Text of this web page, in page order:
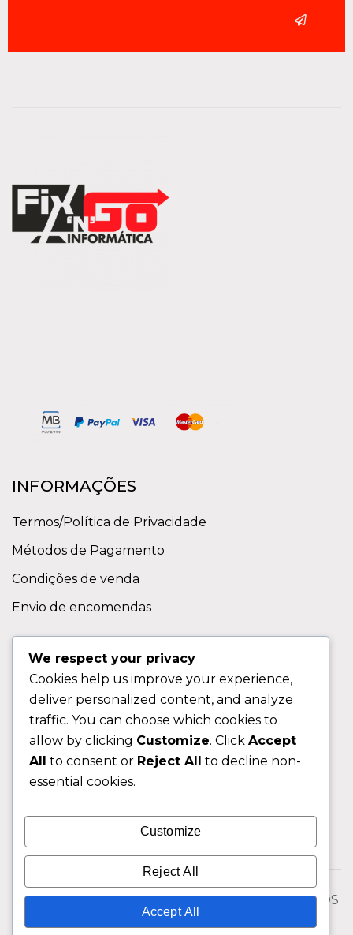
INFORMAÇÕES
Termos/Política de Privacidade
Métodos de Pagamento
Condições de venda
Envio de encomendas
Contactos
Sobre nos
FAQ (Perguntas Frequentes)
CLIENTE
Área do Cliente
Livro de Reclamações
© 2026 Fixngo TODOS OS DIREITOS RESERVADOS
We respect your privacy
Cookies help us improve your experience,
deliver personalized content, and analyze
traffic. You can choose which cookies to
allow by clicking Customize. Click Accept
All to consent or Reject All to decline non-
essential cookies.
Customize
Reject All
Accept All